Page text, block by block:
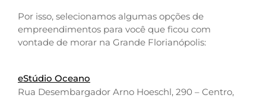
Por isso, selecionamos algumas opções de
empreendimentos para você que ficou com
vontade de morar na Grande Florianópolis:
eStúdio Oceano
Rua Desembargador Arno Hoeschl, 290 – Centro,